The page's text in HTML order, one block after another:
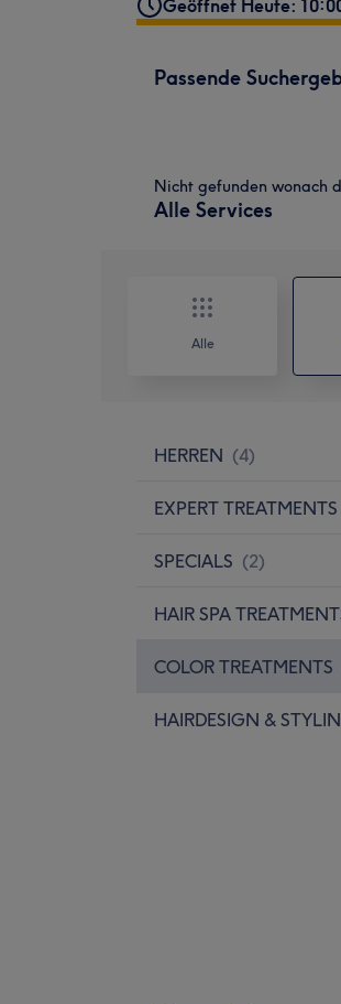
Geöffnet Heute:
Passende
Nicht gefunden wonach
Alle Services
Alle
HERREN (4)
EXPERT TREATMENTS
SPECIALS (2)
HAIR SPA
COLOR TREATMENTS
HAIRDESIGN &